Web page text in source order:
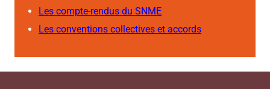
Les compte-rendus du SNME
Les conventions collectives et accords